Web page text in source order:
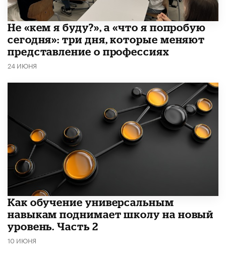
Не «кем я буду?», а «что я попробую
сегодня»: три дня, которые меняют
представление о профессиях
24 ИЮНЯ
​Как обучение универсальным
навыкам поднимает школу на новый
уровень. Часть 2
10 ИЮНЯ